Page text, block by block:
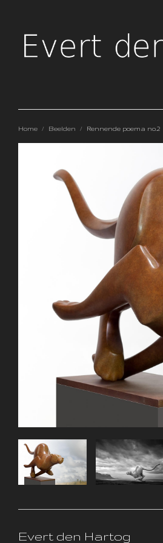
Home / Beelden / Rennende poema no.2
Evert den Hartog